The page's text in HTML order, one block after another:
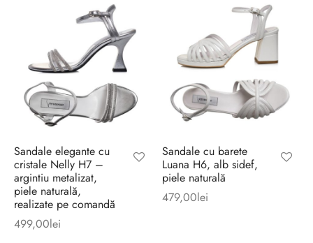
Sandale elegante cu
cristale Nelly H7 –
argintiu metalizat,
piele naturală,
realizate pe comandă
499,00lei
Sandale cu barete
Luana H6, alb sidef,
piele naturală
479,00lei